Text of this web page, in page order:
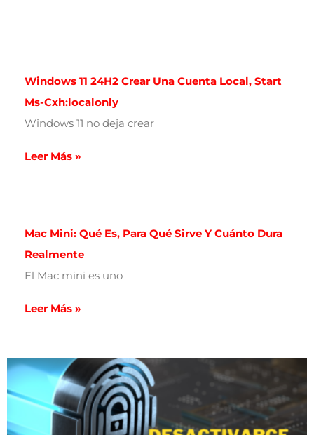
Windows 11 24H2 Crear Una Cuenta Local, Start
Ms-Cxh:localonly
Windows 11 no deja crear
Leer Más »
Mac Mini: Qué Es, Para Qué Sirve Y Cuánto Dura
Realmente
El Mac mini es uno
Leer Más »